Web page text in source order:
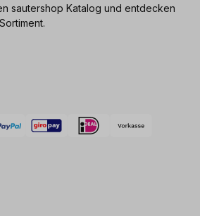
sautershop Katalog und entdecken